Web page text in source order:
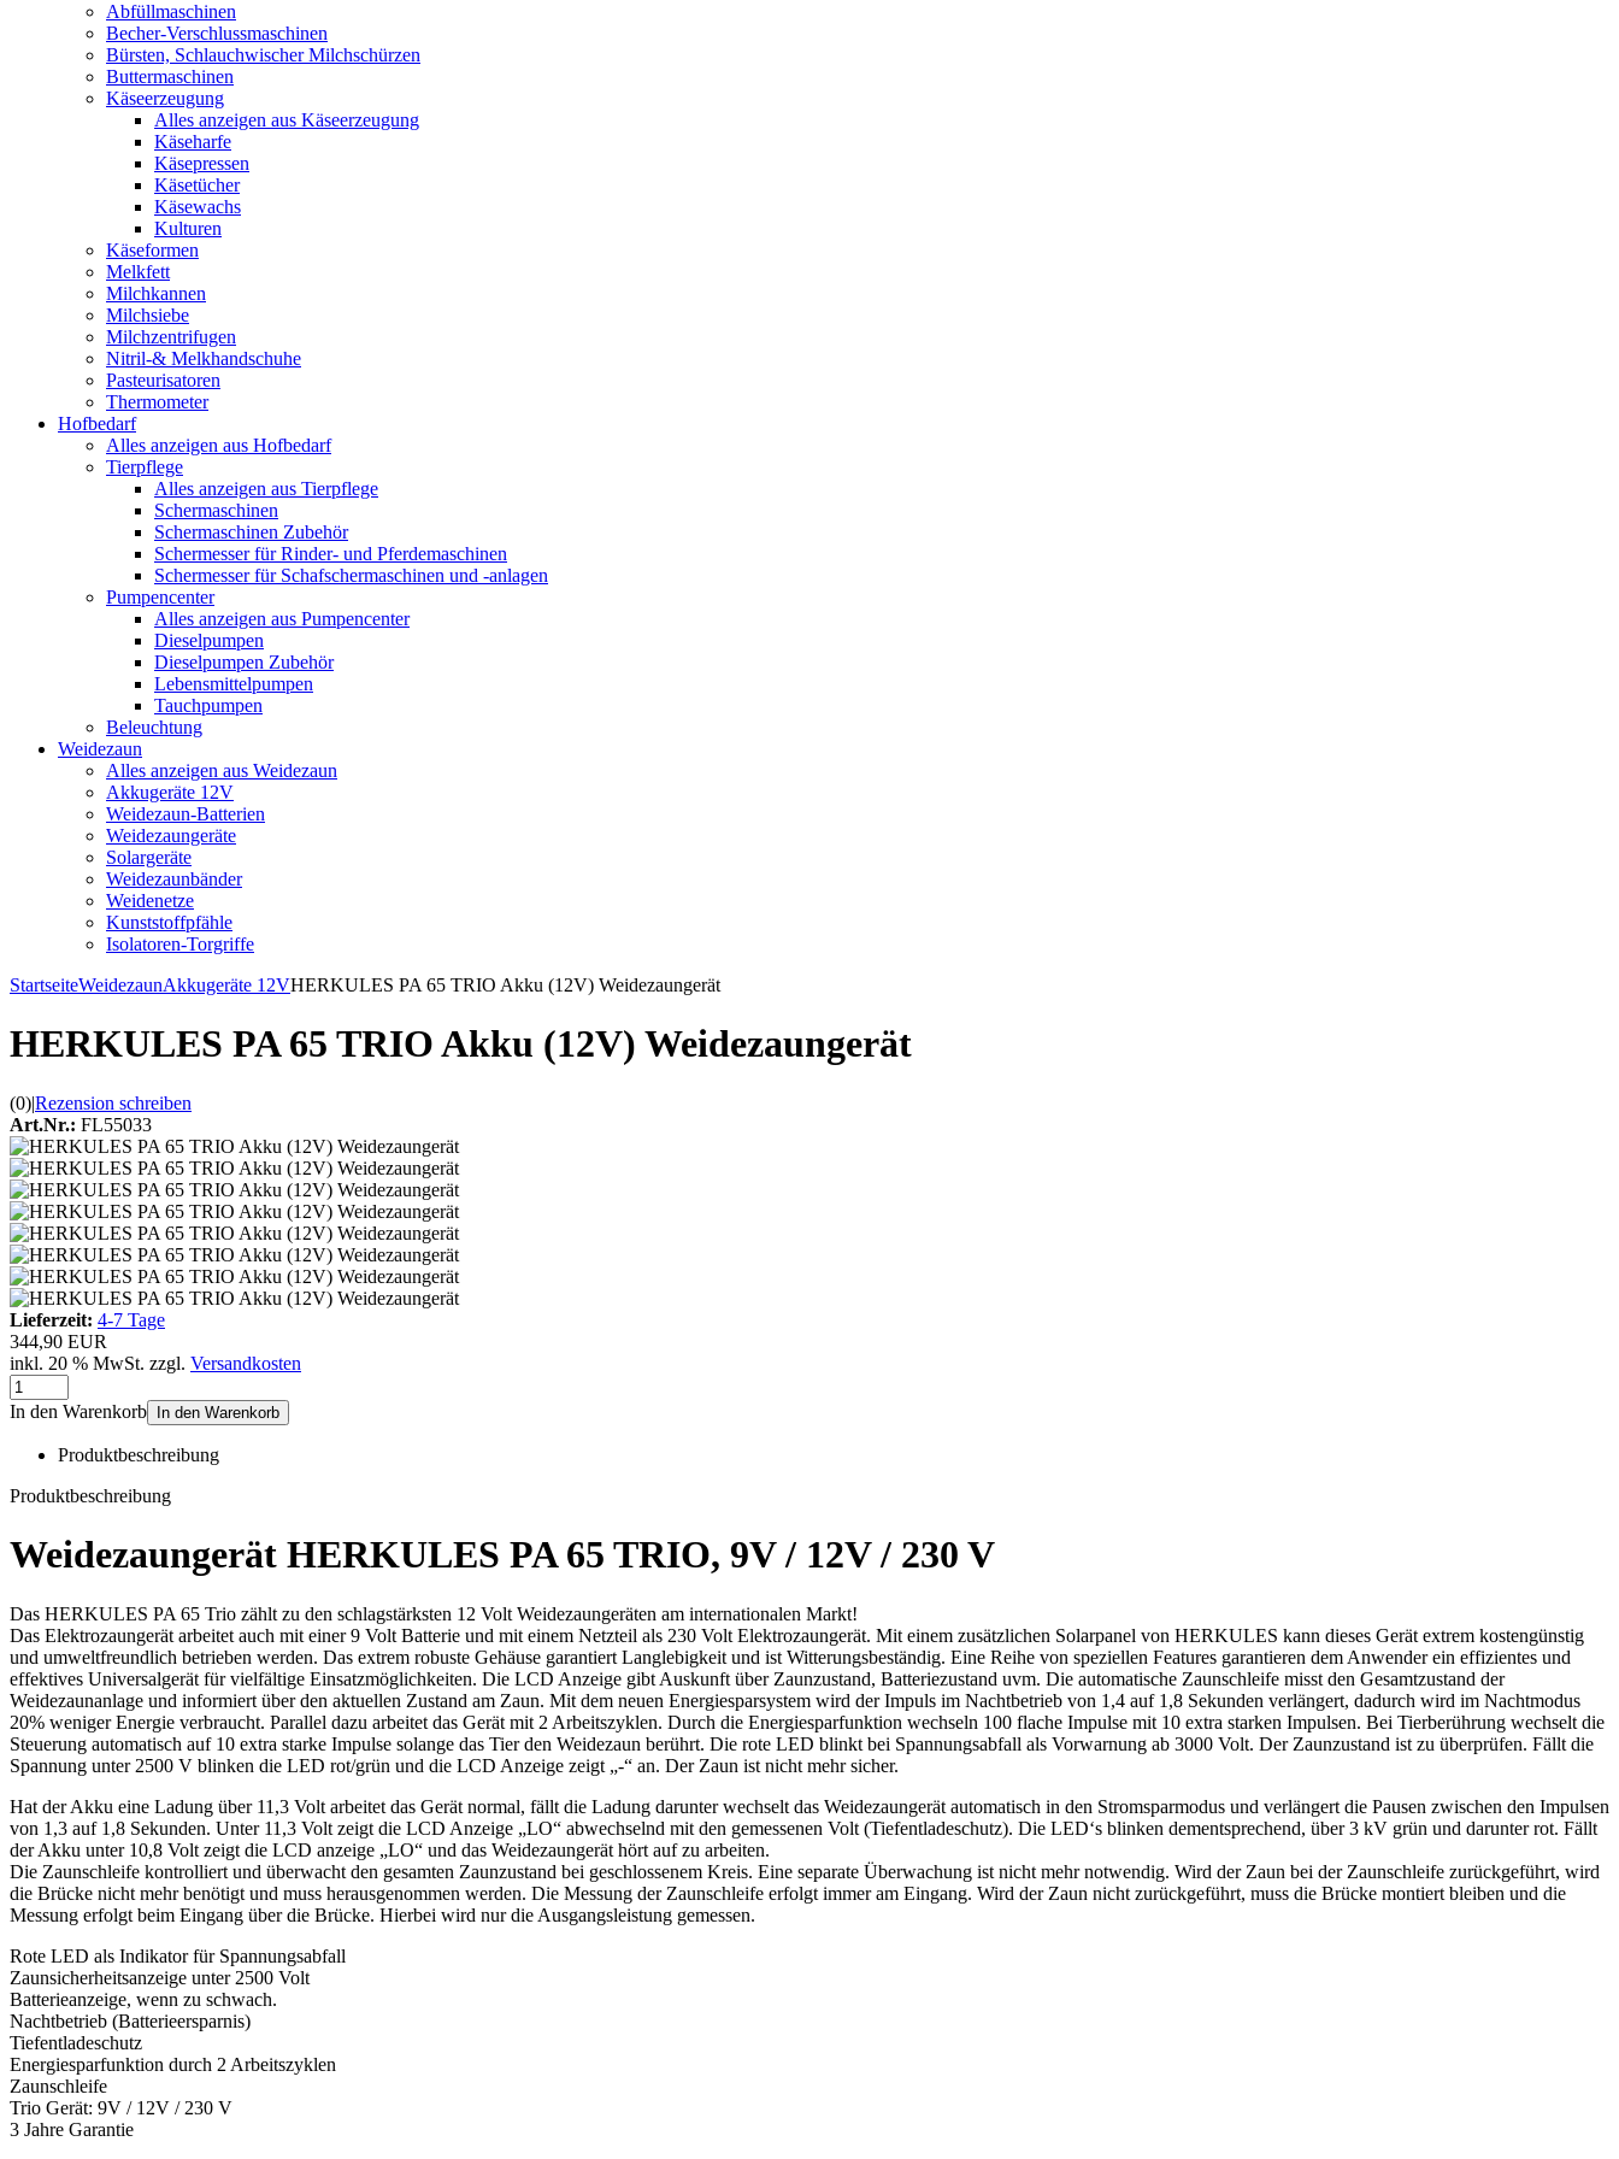
Abfüllmaschinen
Becher-Verschlussmaschinen
Bürsten, Schlauchwischer Milchschürzen
Buttermaschinen
Käseerzeugung
Alles anzeigen aus Käseerzeugung
Käseharfe
Käsepressen
Käsetücher
Käsewachs
Kulturen
Käseformen
Melkfett
Milchkannen
Milchsiebe
Milchzentrifugen
Nitril-& Melkhandschuhe
Pasteurisatoren
Thermometer
Hofbedarf
Alles anzeigen aus Hofbedarf
Tierpflege
Alles anzeigen aus Tierpflege
Schermaschinen
Schermaschinen Zubehör
Schermesser für Rinder- und Pferdemaschinen
Schermesser für Schafschermaschinen und -anlagen
Pumpencenter
Alles anzeigen aus Pumpencenter
Dieselpumpen
Dieselpumpen Zubehör
Lebensmittelpumpen
Tauchpumpen
Beleuchtung
Weidezaun
Alles anzeigen aus Weidezaun
Akkugeräte 12V
Weidezaun-Batterien
Weidezaungeräte
Solargeräte
Weidezaunbänder
Weidenetze
Kunststoffpfähle
Isolatoren-Torgriffe
StartseiteWeidezaunAkkugeräte 12VHERKULES PA 65 TRIO Akku (12V) Weidezaungerät
HERKULES PA 65 TRIO Akku (12V) Weidezaungerät
(0)|Rezension schreiben
Art.Nr.: FL55033
Lieferzeit: 4-7 Tage
344,90 EUR
inkl. 20 % MwSt. zzgl. Versandkosten
In den Warenkorb In den Warenkorb
Produktbeschreibung
Produktbeschreibung
Weidezaungerät HERKULES PA 65 TRIO, 9V / 12V / 230 V
Das HERKULES PA 65 Trio zählt zu den schlagstärksten 12 Volt Weidezaungeräten am internationalen Markt!
Das Elektrozaungerät arbeitet auch mit einer 9 Volt Batterie und mit einem Netzteil als 230 Volt Elektrozaungerät. Mit einem zusätzlichen Solarpanel von HERKULES kann dieses Gerät extrem kostengünstig
und umweltfreundlich betrieben werden. Das extrem robuste Gehäuse garantiert Langlebigkeit und ist Witterungsbeständig. Eine Reihe von speziellen Features garantieren dem Anwender ein effizientes und
effektives Universalgerät für vielfältige Einsatzmöglichkeiten. Die LCD Anzeige gibt Auskunft über Zaunzustand, Batteriezustand uvm. Die automatische Zaunschleife misst den Gesamtzustand der
Weidezaunanlage und informiert über den aktuellen Zustand am Zaun. Mit dem neuen Energiesparsystem wird der Impuls im Nachtbetrieb von 1,4 auf 1,8 Sekunden verlängert, dadurch wird im Nachtmodus
20% weniger Energie verbraucht. Parallel dazu arbeitet das Gerät mit 2 Arbeitszyklen. Durch die Energiesparfunktion wechseln 100 flache Impulse mit 10 extra starken Impulsen. Bei Tierberührung wechselt die
Steuerung automatisch auf 10 extra starke Impulse solange das Tier den Weidezaun berührt. Die rote LED blinkt bei Spannungsabfall als Vorwarnung ab 3000 Volt. Der Zaunzustand ist zu überprüfen. Fällt die
Spannung unter 2500 V blinken die LED rot/grün und die LCD Anzeige zeigt „-“ an. Der Zaun ist nicht mehr sicher.
Hat der Akku eine Ladung über 11,3 Volt arbeitet das Gerät normal, fällt die Ladung darunter wechselt das Weidezaungerät automatisch in den Stromsparmodus und verlängert die Pausen zwischen den Impulsen
von 1,3 auf 1,8 Sekunden. Unter 11,3 Volt zeigt die LCD Anzeige „LO“ abwechselnd mit den gemessenen Volt (Tiefentladeschutz). Die LED‘s blinken dementsprechend, über 3 kV grün und darunter rot. Fällt
der Akku unter 10,8 Volt zeigt die LCD anzeige „LO“ und das Weidezaungerät hört auf zu arbeiten.
Die Zaunschleife kontrolliert und überwacht den gesamten Zaunzustand bei geschlossenem Kreis. Eine separate Überwachung ist nicht mehr notwendig. Wird der Zaun bei der Zaunschleife zurückgeführt, wird
die Brücke nicht mehr benötigt und muss herausgenommen werden. Die Messung der Zaunschleife erfolgt immer am Eingang. Wird der Zaun nicht zurückgeführt, muss die Brücke montiert bleiben und die
Messung erfolgt beim Eingang über die Brücke. Hierbei wird nur die Ausgangsleistung gemessen.
Rote LED als Indikator für Spannungsabfall
Zaunsicherheitsanzeige unter 2500 Volt
Batterieanzeige, wenn zu schwach.
Nachtbetrieb (Batterieersparnis)
Tiefentladeschutz
Energiesparfunktion durch 2 Arbeitszyklen
Zaunschleife
Trio Gerät: 9V / 12V / 230 V
3 Jahre Garantie